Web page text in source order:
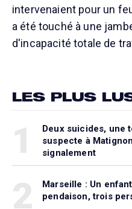
intervenaient pour un
a été touché à une
d'incapacité totale de
LES PLUS
Deux suicides, une
suspecte à
signalement
Marseille : Un
pendaison, trois